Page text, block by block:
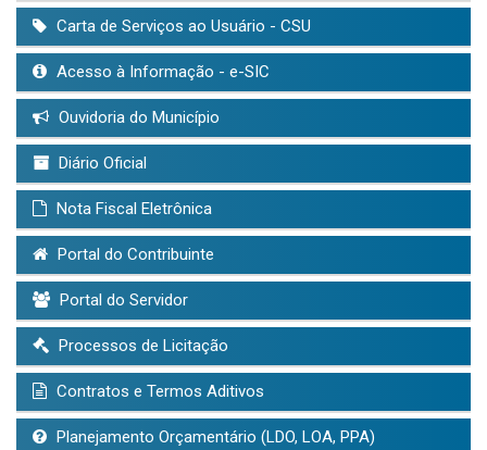
Carta de Serviços ao Usuário - CSU
Acesso à Informação - e-SIC
Ouvidoria do Município
Diário Oficial
Nota Fiscal Eletrônica
Portal do Contribuinte
Portal do Servidor
Processos de Licitação
Contratos e Termos Aditivos
Planejamento Orçamentário (LDO, LOA, PPA)